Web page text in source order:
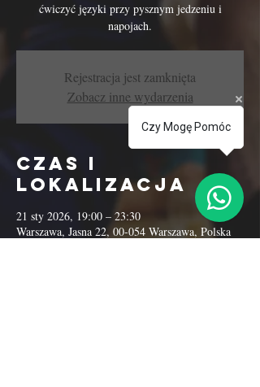
ćwiczyć języki przy pysznym jedzeniu i
napojach.
Rejestracja jest zamknięta
Zobacz inne wydarzenia
Czas i
lokalizacja
21 sty 2026, 19:00 – 23:30
Warszawa, Jasna 22, 00-054 Warszawa, Polska
Czy Mogę Pomóc